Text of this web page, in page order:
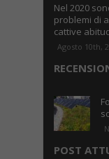
Nel 2020
problemi di
cattive
Agosto 10th,
POST